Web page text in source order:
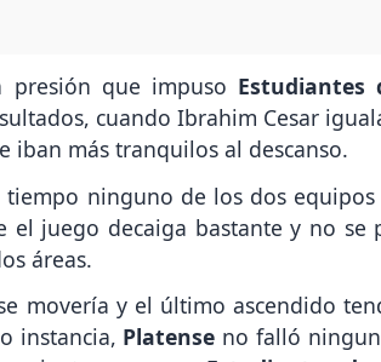
presión que impuso Estudiantes
cuando Ibrahim Cesar
iban más tranquilos al descanso.
tiempo ninguno de los dos
el juego decaiga bastante y no se
áreas.
movería y el último ascendido
instancia, Platense no falló